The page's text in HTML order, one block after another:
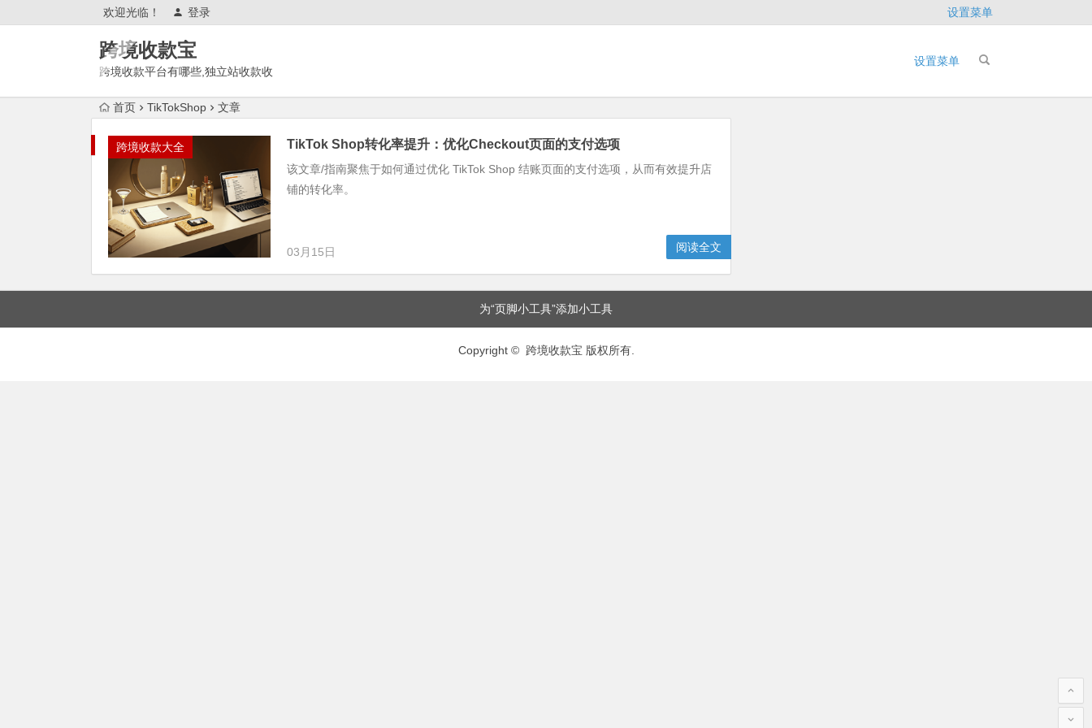
欢迎光临！ 登录 设置菜单
跨境收款宝
跨境收款平台有哪些,独立站收款收
具,平台,渠道,方式,账户
设置菜单
首页 TikTokShop 文章
跨境收款大全 TikTok Shop转化率提升：优化Checkout页面的支付选项
该文章/指南聚焦于如何通过优化 TikTok Shop 结账页面的支付选项，从而有效提升店
铺的转化率。
03月15日 阅读全文
为“页脚小工具”添加小工具
Copyright © 跨境收款宝 版权所有.